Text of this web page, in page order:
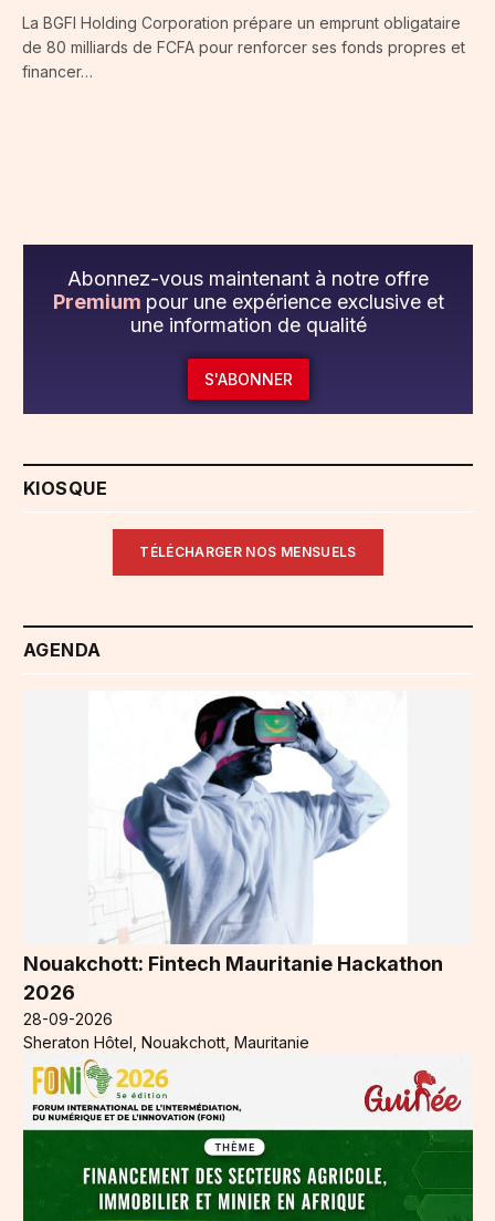
La BGFI Holding Corporation prépare un emprunt obligataire
de 80 milliards de FCFA pour renforcer ses fonds propres et
financer…
Abonnez-vous maintenant à notre offre
Premium pour une expérience exclusive et
une information de qualité
S'ABONNER
KIOSQUE
TÉLÉCHARGER NOS MENSUELS
AGENDA
Nouakchott: Fintech Mauritanie Hackathon
2026
28-09-2026
Sheraton Hôtel, Nouakchott, Mauritanie